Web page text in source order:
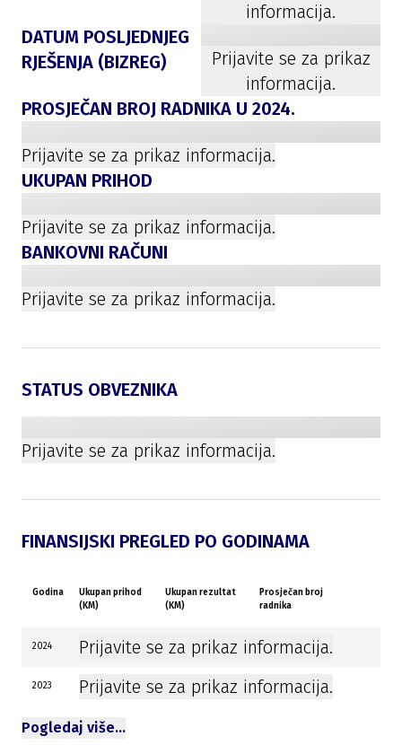
informacija.
DATUM POSLJEDNJEG
RJEŠENJA (BIZREG)
Prijavite se za prikaz
informacija.
PROSJEČAN BROJ RADNIKA U 2024.
Prijavite se za prikaz informacija.
UKUPAN PRIHOD
Prijavite se za prikaz informacija.
BANKOVNI RAČUNI
Prijavite se za prikaz informacija.
STATUS OBVEZNIKA
Prijavite se za prikaz informacija.
FINANSIJSKI PREGLED PO GODINAMA
Godina
Ukupan prihod
(KM)
Ukupan rezultat
(KM)
Prosječan broj
radnika
2024 Prijavite se za prikaz informacija.
2023 Prijavite se za prikaz informacija.
Pogledaj više…